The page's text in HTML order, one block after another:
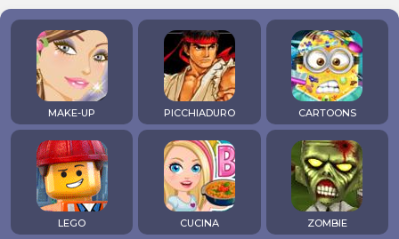
MAKE-UP PICCHIADURO CARTOONS
LEGO CUCINA ZOMBIE